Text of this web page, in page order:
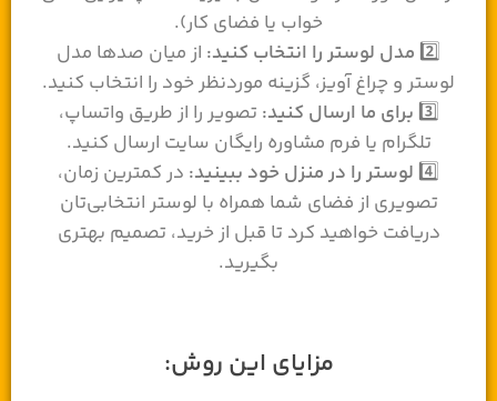
خواب یا فضای کار).
2️⃣ مدل لوستر را انتخاب کنید: از میان صدها مدل
لوستر و چراغ آویز، گزینه موردنظر خود را انتخاب کنید.
3️⃣ برای ما ارسال کنید: تصویر را از طریق واتساپ،
تلگرام یا فرم مشاوره رایگان سایت ارسال کنید.
4️⃣ لوستر را در منزل خود ببینید: در کمترین زمان،
تصویری از فضای شما همراه با لوستر انتخابی‌تان
دریافت خواهید کرد تا قبل از خرید، تصمیم بهتری
بگیرید.
مزایای این روش: